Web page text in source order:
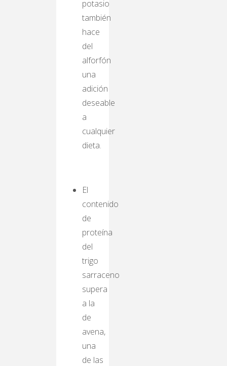
potasio
también
hace
del
alforfón
una
adición
deseable
a
cualquier
dieta.
El
contenido
de
proteína
del
trigo
sarraceno
supera
a la
de
avena,
una
de las